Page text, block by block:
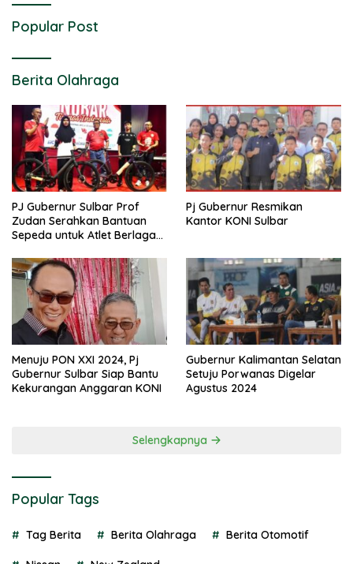
Popular Post
Berita Olahraga
PJ Gubernur Sulbar Prof
Zudan Serahkan Bantuan
Sepeda untuk Atlet Berlaga
Pj Gubernur Resmikan
Kantor KONI Sulbar
Menuju PON XXI 2024, Pj
Gubernur Sulbar Siap Bantu
Kekurangan Anggaran KONI
Gubernur Kalimantan Selatan
Setuju Porwanas Digelar
Agustus 2024
Selengkapnya
Popular Tags
Tag Berita Berita Olahraga Berita Otomotif